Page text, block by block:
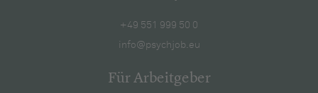
+49 551 999 50 0
info@psychjob.eu
Für Arbeitgeber